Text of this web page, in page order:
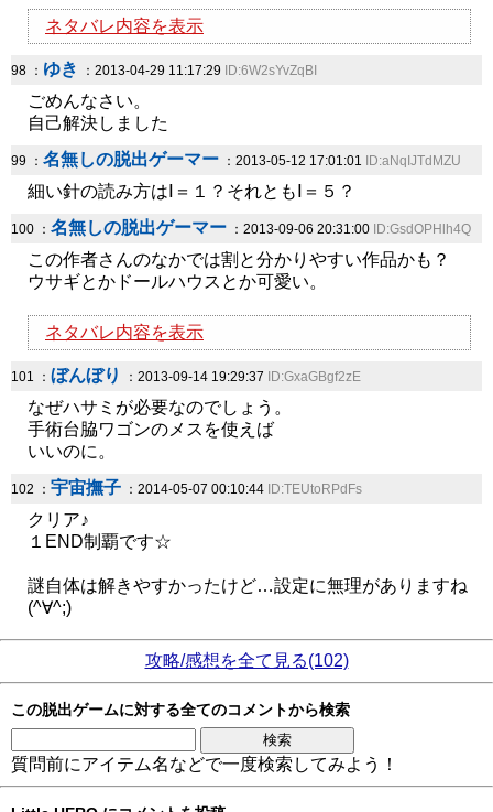
ネタバレ内容を表示
98 ： ゆき ：2013-04-29 11:17:29 ID:6W2sYvZqBI
ごめんなさい。
自己解決しました
99 ： 名無しの脱出ゲーマー ：2013-05-12 17:01:01 ID:aNqIJTdMZU
細い針の読み方はⅠ＝１？それともⅠ＝５？
100 ： 名無しの脱出ゲーマー ：2013-09-06 20:31:00 ID:GsdOPHlh4Q
この作者さんのなかでは割と分かりやすい作品かも？
ウサギとかドールハウスとか可愛い。
ネタバレ内容を表示
101 ： ぼんぼり ：2013-09-14 19:29:37 ID:GxaGBgf2zE
なぜハサミが必要なのでしょう。
手術台脇ワゴンのメスを使えば
いいのに。
102 ： 宇宙撫子 ：2014-05-07 00:10:44 ID:TEUtoRPdFs
クリア♪
１END制覇です☆
謎自体は解きやすかったけど…設定に無理がありますね
(^∀^;)
攻略/感想を全て見る(102)
この脱出ゲームに対する全てのコメントから検索
質問前にアイテム名などで一度検索してみよう！